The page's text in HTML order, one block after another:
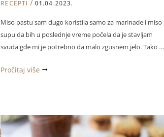
RECEPTI /01.04.2023.
Miso pastu sam dugo koristila samo za marinade i miso
supu da bih u poslednje vreme počela da je stavljam
svuda gde mi je potrebno da malo zgusnem jelo. Tako …
Miso
Pročitaj više